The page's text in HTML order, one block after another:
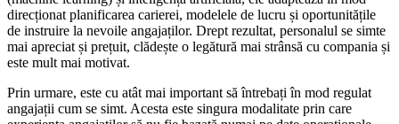
direcționat planificarea carierei, modelele de lucru și oportunitățile
de instruire la nevoile angajaților. Drept rezultat, personalul se simte
mai apreciat și prețuit, clădește o legătură mai strânsă cu compania și
este mult mai motivat.
Prin urmare, este cu atât mai important să întrebați în mod regulat
angajații cum se simt. Acesta este singura modalitate prin care